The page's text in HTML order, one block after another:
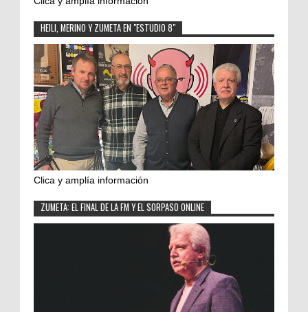
HEILI, MERINO Y ZUMETA EN "ESTUDIO 8"
Clica y amplía información
ZUMETA: EL FINAL DE LA FM Y EL SORPASO ONLINE